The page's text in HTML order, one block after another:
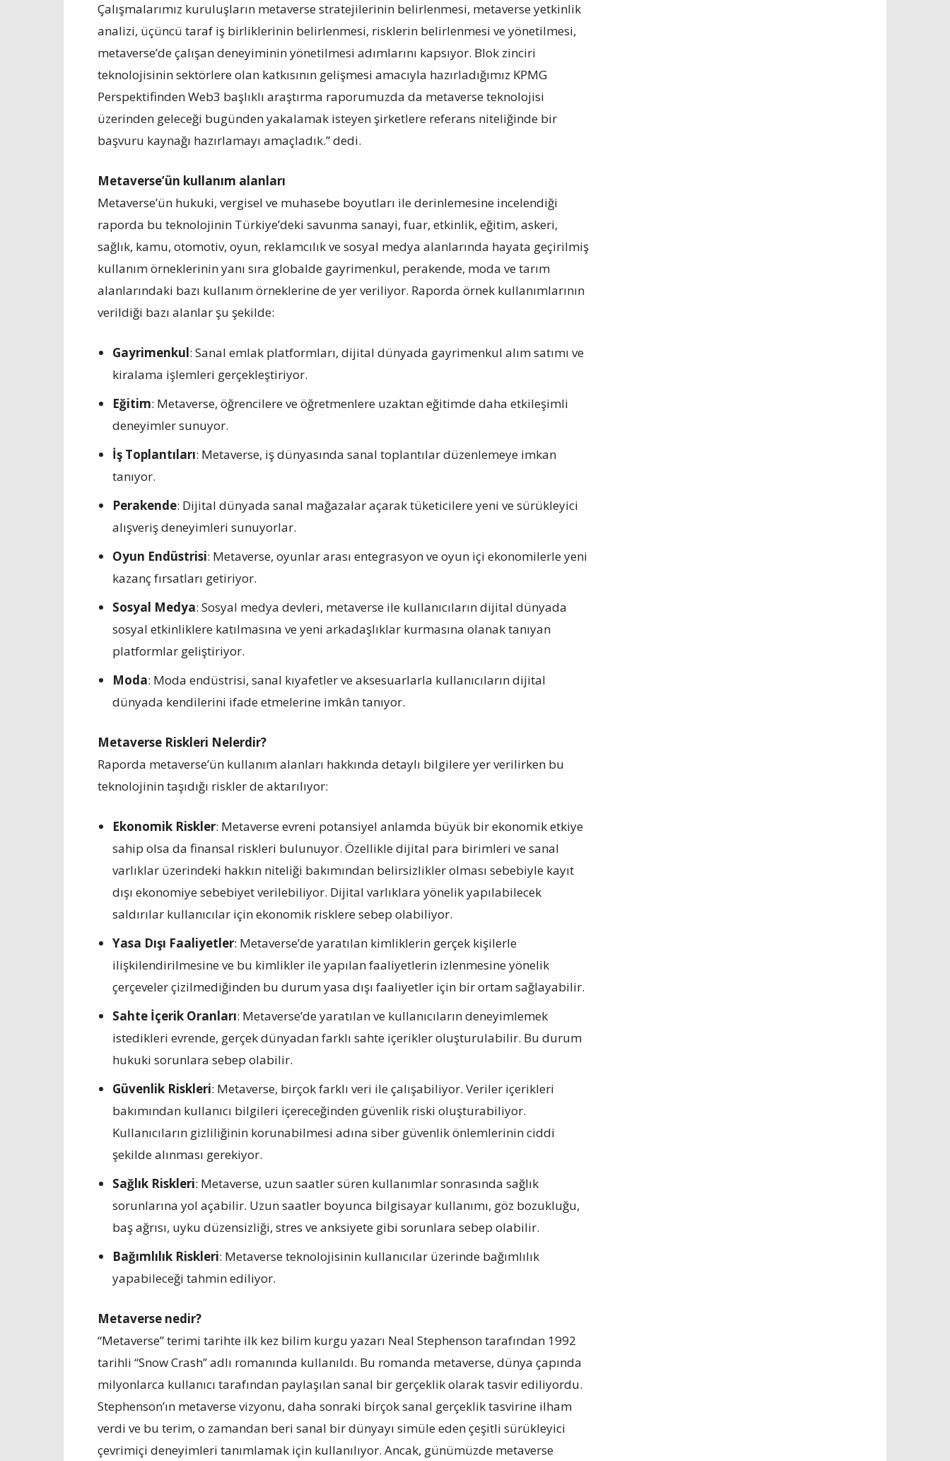
Çalışmalarımız kuruluşların metaverse stratejilerinin belirlenmesi, metaverse yetkinlik
analizi, üçüncü taraf iş birliklerinin belirlenmesi, risklerin belirlenmesi ve yönetilmesi,
metaverse’de çalışan deneyiminin yönetilmesi adımlarını kapsıyor. Blok zinciri
teknolojisinin sektörlere olan katkısının gelişmesi amacıyla hazırladığımız KPMG
Perspektifinden Web3 başlıklı araştırma raporumuzda da metaverse teknolojisi
üzerinden geleceği bugünden yakalamak isteyen şirketlere referans niteliğinde bir
başvuru kaynağı hazırlamayı amaçladık.” dedi.
Metaverse’ün kullanım alanları
Metaverse’ün hukuki, vergisel ve muhasebe boyutları ile derinlemesine incelendiği
raporda bu teknolojinin Türkiye’deki savunma sanayi, fuar, etkinlik, eğitim, askeri,
sağlık, kamu, otomotiv, oyun, reklamcılık ve sosyal medya alanlarında hayata geçirilmiş
kullanım örneklerinin yanı sıra globalde gayrimenkul, perakende, moda ve tarım
alanlarındaki bazı kullanım örneklerine de yer veriliyor. Raporda örnek kullanımlarının
verildiği bazı alanlar şu şekilde:
Gayrimenkul: Sanal emlak platformları, dijital dünyada gayrimenkul alım satımı ve
kiralama işlemleri gerçekleştiriyor.
Eğitim: Metaverse, öğrencilere ve öğretmenlere uzaktan eğitimde daha etkileşimli
deneyimler sunuyor.
İş Toplantıları: Metaverse, iş dünyasında sanal toplantılar düzenlemeye imkan
tanıyor.
Perakende: Dijital dünyada sanal mağazalar açarak tüketicilere yeni ve sürükleyici
alışveriş deneyimleri sunuyorlar.
Oyun Endüstrisi: Metaverse, oyunlar arası entegrasyon ve oyun içi ekonomilerle yeni
kazanç fırsatları getiriyor.
Sosyal Medya: Sosyal medya devleri, metaverse ile kullanıcıların dijital dünyada
sosyal etkinliklere katılmasına ve yeni arkadaşlıklar kurmasına olanak tanıyan
platformlar geliştiriyor.
Moda: Moda endüstrisi, sanal kıyafetler ve aksesuarlarla kullanıcıların dijital
dünyada kendilerini ifade etmelerine imkân tanıyor.
Metaverse Riskleri Nelerdir?
Raporda metaverse’ün kullanım alanları hakkında detaylı bilgilere yer verilirken bu
teknolojinin taşıdığı riskler de aktarılıyor:
Ekonomik Riskler: Metaverse evreni potansiyel anlamda büyük bir ekonomik etkiye
sahip olsa da finansal riskleri bulunuyor. Özellikle dijital para birimleri ve sanal
varlıklar üzerindeki hakkın niteliği bakımından belirsizlikler olması sebebiyle kayıt
dışı ekonomiye sebebiyet verilebiliyor. Dijital varlıklara yönelik yapılabilecek
saldırılar kullanıcılar için ekonomik risklere sebep olabiliyor.
Yasa Dışı Faaliyetler: Metaverse’de yaratılan kimliklerin gerçek kişilerle
ilişkilendirilmesine ve bu kimlikler ile yapılan faaliyetlerin izlenmesine yönelik
çerçeveler çizilmediğinden bu durum yasa dışı faaliyetler için bir ortam sağlayabilir.
Sahte İçerik Oranları: Metaverse’de yaratılan ve kullanıcıların deneyimlemek
istedikleri evrende, gerçek dünyadan farklı sahte içerikler oluşturulabilir. Bu durum
hukuki sorunlara sebep olabilir.
Güvenlik Riskleri: Metaverse, birçok farklı veri ile çalışabiliyor. Veriler içerikleri
bakımından kullanıcı bilgileri içereceğinden güvenlik riski oluşturabiliyor.
Kullanıcıların gizliliğinin korunabilmesi adına siber güvenlik önlemlerinin ciddi
şekilde alınması gerekiyor.
Sağlık Riskleri: Metaverse, uzun saatler süren kullanımlar sonrasında sağlık
sorunlarına yol açabilir. Uzun saatler boyunca bilgisayar kullanımı, göz bozukluğu,
baş ağrısı, uyku düzensizliği, stres ve anksiyete gibi sorunlara sebep olabilir.
Bağımlılık Riskleri: Metaverse teknolojisinin kullanıcılar üzerinde bağımlılık
yapabileceği tahmin ediliyor.
Metaverse nedir?
“Metaverse” terimi tarihte ilk kez bilim kurgu yazarı Neal Stephenson tarafından 1992
tarihli “Snow Crash” adlı romanında kullanıldı. Bu romanda metaverse, dünya çapında
milyonlarca kullanıcı tarafından paylaşılan sanal bir gerçeklik olarak tasvir ediliyordu.
Stephenson’ın metaverse vizyonu, daha sonraki birçok sanal gerçeklik tasvirine ilham
verdi ve bu terim, o zamandan beri sanal bir dünyayı simüle eden çeşitli sürükleyici
çevrimiçi deneyimleri tanımlamak için kullanılıyor. Ancak, günümüzde metaverse